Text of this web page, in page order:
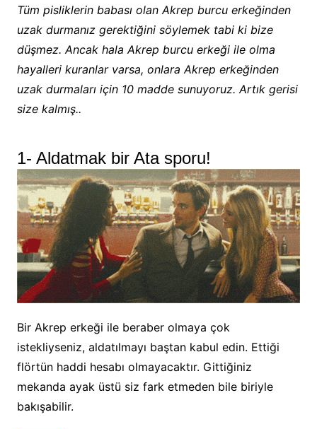
Tüm pisliklerin babası olan Akrep burcu erkeğinden
uzak durmanız gerektiğini söylemek tabi ki bize
düşmez. Ancak hala Akrep burcu erkeği ile olma
hayalleri kuranlar varsa, onlara Akrep erkeğinden
uzak durmaları için 10 madde sunuyoruz. Artık gerisi
size kalmış..
1- Aldatmak bir Ata sporu!
Bir Akrep erkeği ile beraber olmaya çok
istekliyseniz, aldatılmayı baştan kabul edin. Ettiği
flörtün haddi hesabı olmayacaktır. Gittiğiniz
mekanda ayak üstü siz fark etmeden bile biriyle
bakışabilir.